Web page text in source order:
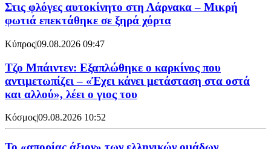
Στις φλόγες αυτοκίνητο στη Λάρνακα – Μικρή
φωτιά επεκτάθηκε σε ξηρά χόρτα
Κύπρος|09.08.2026 09:47
Τζο Μπάιντεν: Εξαπλώθηκε ο καρκίνος που
αντιμετωπίζει – «Έχει κάνει μετάσταση στα οστά
και αλλού», λέει ο γιος του
Κόσμος|09.08.2026 10:52